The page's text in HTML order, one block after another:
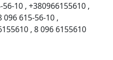
56-10 , +380966155610 ,
096 615-56-10 ,
, 8 096 6155610